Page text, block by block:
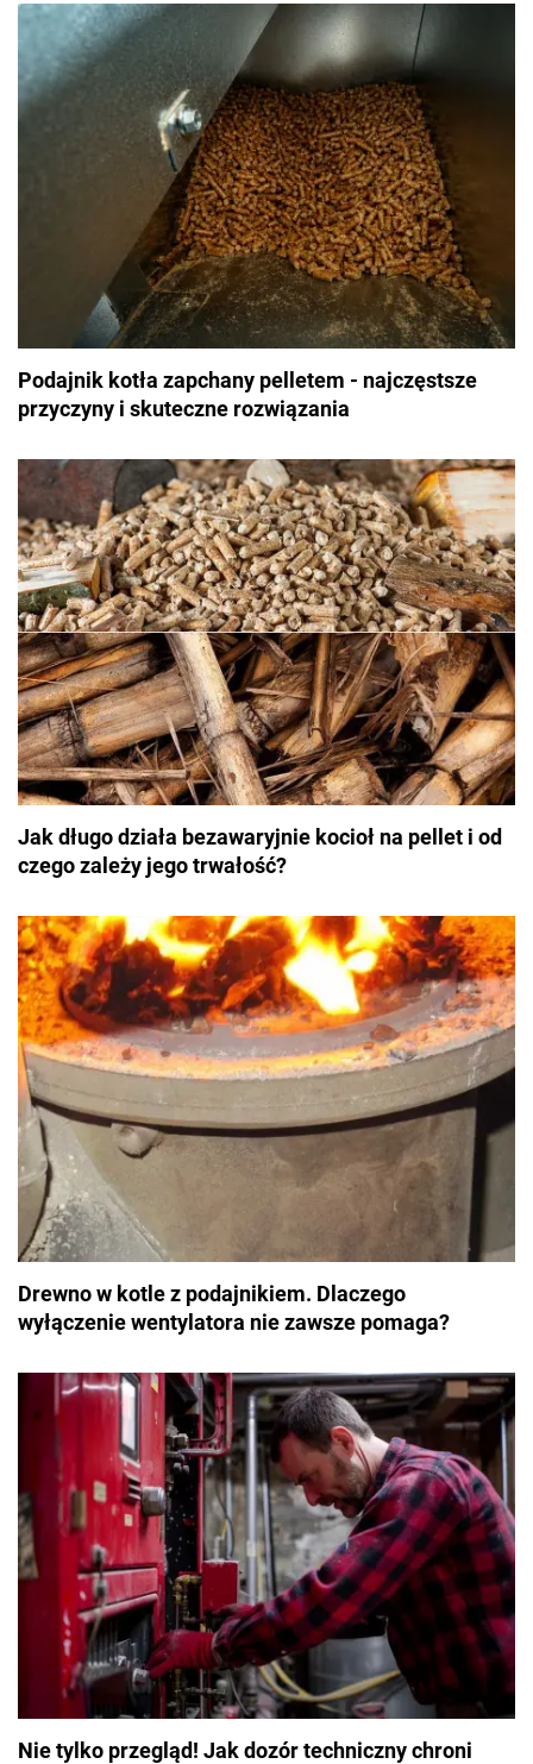
Podajnik kotła zapchany pelletem - najczęstsze
przyczyny i skuteczne rozwiązania
Jak długo działa bezawaryjnie kocioł na pellet i od
czego zależy jego trwałość?
Drewno w kotle z podajnikiem. Dlaczego
wyłączenie wentylatora nie zawsze pomaga?
Nie tylko przegląd! Jak dozór techniczny chroni